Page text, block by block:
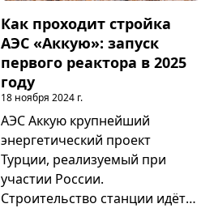
Как проходит стройка
АЭС «Аккую»: запуск
первого реактора в 2025
году
18 ноября 2024 г.
АЭС Аккую крупнейший
энергетический проект
Турции, реализуемый при
участии России.
Строительство станции идёт